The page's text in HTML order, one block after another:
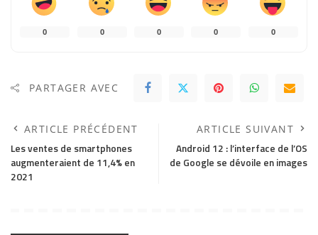
0 0 0 0 0
PARTAGER AVEC
ARTICLE PRÉCÉDENT
Les ventes de smartphones
augmenteraient de 11,4% en
2021
ARTICLE SUIVANT
Android 12 : l’interface de l’OS
de Google se dévoile en images